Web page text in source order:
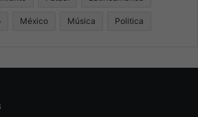
México Música Politica